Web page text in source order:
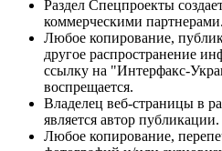
Раздел Спецпроекты
коммерческими партнерами.
Любое копирование,
другое распространение
ссылку на "Интерфакс-
воспрещается.
Владелец веб-страницы в
является автор публикации.
Любое копирование,